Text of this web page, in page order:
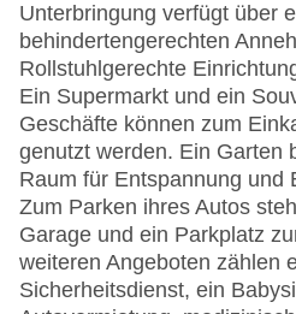
Unterbringung verfügt über
behindertengerechten
Rollstuhlgerechte
Ein Supermarkt und ein
Geschäfte können zum
genutzt werden. Ein Garten
Raum für Entspannung und
Zum Parken ihres Autos
Garage und ein Parkplatz
weiteren Angeboten zählen
Sicherheitsdienst, ein